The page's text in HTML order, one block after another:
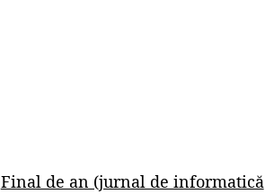
Final de an (jurnal de informatică